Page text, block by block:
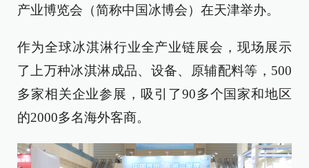
产业博览会（简称中国冰博会）在天津举办。
作为全球冰淇淋行业全产业链展会，现场展示
了上万种冰淇淋成品、设备、原辅配料等，500
多家相关企业参展，吸引了90多个国家和地区
的2000多名海外客商。